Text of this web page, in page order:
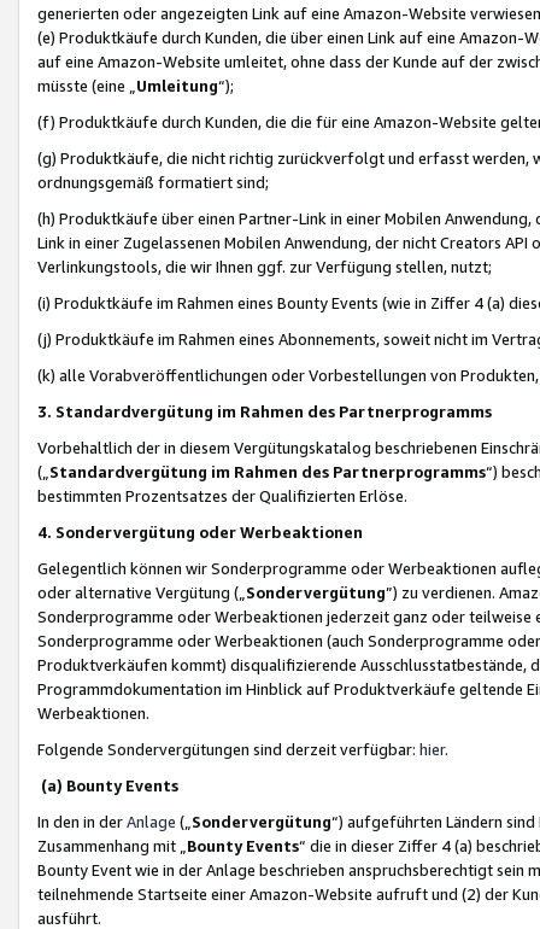
generierten oder angezeigten Link auf eine Amazon-Website
(e) Produktkäufe durch Kunden, die über einen Link auf eine
auf eine Amazon-Website umleitet, ohne dass der Kunde auf der
müsste (eine „ Umleitung“);
(f) Produktkäufe durch Kunden, die die für eine Amazon-Website
(g) Produktkäufe, die nicht richtig zurückverfolgt und erfasst werden,
ordnungsgemäß formatiert sind;
(h) Produktkäufe über einen Partner-Link in einer Mobilen
Link in einer Zugelassenen Mobilen Anwendung, der nicht Creators
Verlinkungstools, die wir Ihnen ggf. zur Verfügung stellen, nutzt;
(i) Produktkäufe im Rahmen eines Bounty Events (wie in Ziffer 4 (a)
(j) Produktkäufe im Rahmen eines Abonnements, soweit nicht im
(k) alle Vorabveröffentlichungen oder Vorbestellungen von
3. Standardvergütung im Rahmen des Partnerprogramms
Vorbehaltlich der in diesem Vergütungskatalog beschriebenen
(„ Standardvergütung im Rahmen des Partnerprogramms“)
bestimmten Prozentsatzes der Qualifizierten Erlöse.
4. Sondervergütung oder Werbeaktionen
Gelegentlich können wir Sonderprogramme oder Werbeaktionen
oder alternative Vergütung („ Sondervergütung”) zu verdienen.
Sonderprogramme oder Werbeaktionen jederzeit ganz oder
Sonderprogramme oder Werbeaktionen (auch Sonderprogramme
Produktverkäufen kommt) disqualifizierende Ausschlusstatbestände,
Programmdokumentation im Hinblick auf Produktverkäufe geltende
Werbeaktionen.
Folgende Sondervergütungen sind derzeit verfügbar: hier.
(a) Bounty Events
In den in derAnlage („ Sondervergütung“) aufgeführten Ländern
Zusammenhang mit „ Bounty Events“ die in dieser Ziffer 4 (a)
Bounty Event wie in der Anlage beschrieben anspruchsberechtigt sein
teilnehmende Startseite einer Amazon-Website aufruft und (2) der
ausführt.